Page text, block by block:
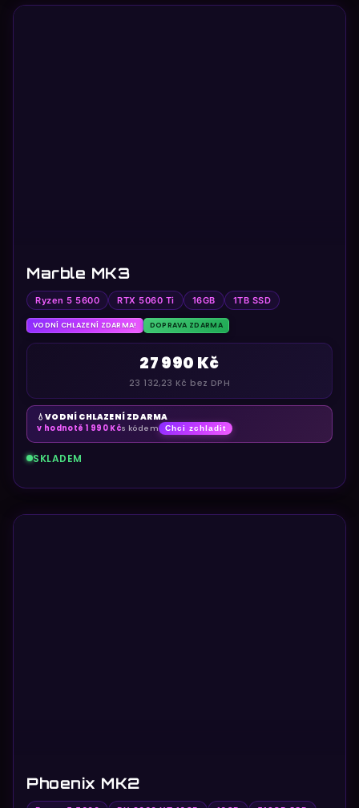
Marble MK3
Ryzen 5 5600 RTX 5060 Ti 16GB 1TB SSD
VODNÍ CHLAZENÍ ZDARMA! DOPRAVA ZDARMA
23 132,23 Kč bez DPH
27 990 Kč
💧VODNÍ CHLAZENÍ ZDARMA
v hodnotě 1 990 Kčs kódem Chci zchladit
SKLADEM
Phoenix MK2